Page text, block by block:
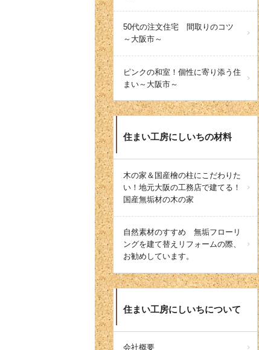
50代の注文住宅 間取りのコツ
～大阪市～
ピンクの和室！個性に寄り添う住
まい～大阪市～
住まい工房にしいちの材料
木の家＆国産檜の柱にこだわりた
い！地元大阪の工務店で建てる！
国産無垢材の木の家
自然素材のすすめ 無垢フローリ
ングを建て替えリフォームの際、
お勧めしています。
住まい工房にしいちについて
会社概要